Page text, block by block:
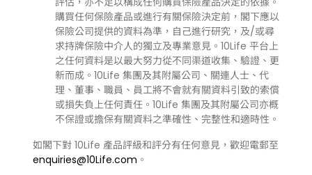
購買任何保險產品或進行有關保險決定前，閣下應以
保險公司提供的資料為準，自己進行研究，及/或尋
求持牌保險中介人的獨立及專業意見。10Life 平台上
之任何資料是以最大努力從不同渠道收集、驗證、更
新而成。10Life 集團及其附屬公司、關連人士、代
理、董事、職員、員工將不會就有關資料引致的索償
或損失負上任何責任。10Life 集團及其附屬公司亦概
不保證或擔保有關資料之準確性、完整性和適時性。
如閣下對 10Life 產品評級和評分有任何意見，歡迎電郵至
enquiries@10Life.com 。